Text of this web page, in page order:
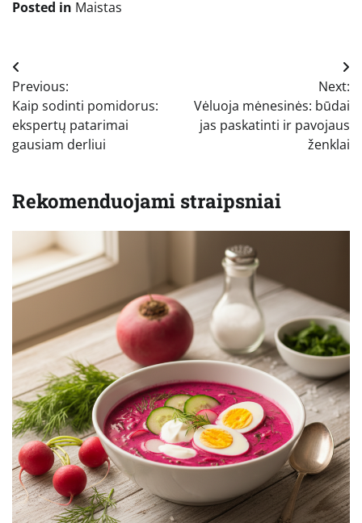
Posted in Maistas
Navigacija
tarp
įrašų
Previous:
Kaip sodinti pomidorus:
ekspertų patarimai
gausiam derliui
Next:
Vėluoja mėnesinės: būdai
jas paskatinti ir pavojaus
ženklai
Rekomenduojami straipsniai